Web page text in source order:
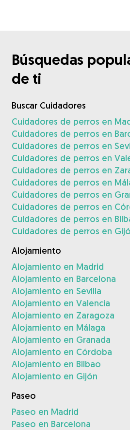
Búsquedas
de ti
Buscar Cuidadores
Cuidadores de perros en
Cuidadores de perros en
Cuidadores de perros en
Cuidadores de perros en
Cuidadores de perros en
Cuidadores de perros en
Cuidadores de perros en
Cuidadores de perros en
Cuidadores de perros en
Cuidadores de perros en
Alojamiento
Alojamiento en Madrid
Alojamiento en Barcelona
Alojamiento en Sevilla
Alojamiento en Valencia
Alojamiento en Zaragoza
Alojamiento en Málaga
Alojamiento en Granada
Alojamiento en Córdoba
Alojamiento en Bilbao
Alojamiento en Gijón
Paseo
Paseo en Madrid
Paseo en Barcelona